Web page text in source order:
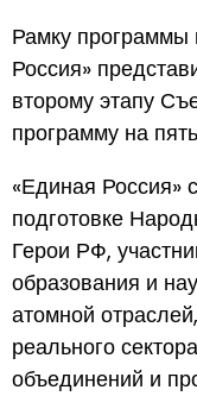
Рамку программы
Россия»
второму этапу
программу на
«Единая Россия»
подготовке
Герои РФ,
образования и
атомной
реального
объединений и